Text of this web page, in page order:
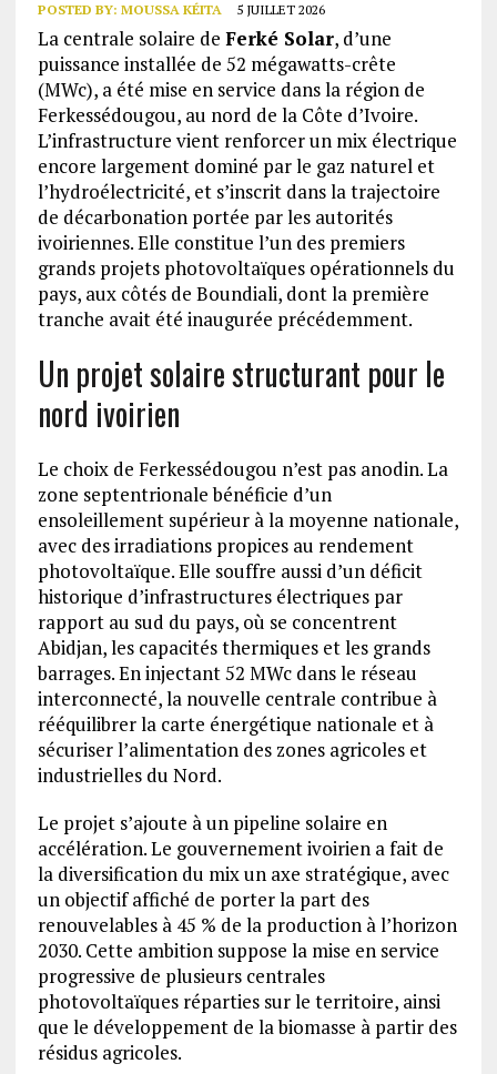
POSTED BY: MOUSSA KÉITA 5 JUILLET 2026
La centrale solaire de Ferké Solar, d’une
puissance installée de 52 mégawatts-crête
(MWc), a été mise en service dans la région de
Ferkessédougou, au nord de la Côte d’Ivoire.
L’infrastructure vient renforcer un mix électrique
encore largement dominé par le gaz naturel et
l’hydroélectricité, et s’inscrit dans la trajectoire
de décarbonation portée par les autorités
ivoiriennes. Elle constitue l’un des premiers
grands projets photovoltaïques opérationnels du
pays, aux côtés de Boundiali, dont la première
tranche avait été inaugurée précédemment.
Un projet solaire structurant pour le
nord ivoirien
Le choix de Ferkessédougou n’est pas anodin. La
zone septentrionale bénéficie d’un
ensoleillement supérieur à la moyenne nationale,
avec des irradiations propices au rendement
photovoltaïque. Elle souffre aussi d’un déficit
historique d’infrastructures électriques par
rapport au sud du pays, où se concentrent
Abidjan, les capacités thermiques et les grands
barrages. En injectant 52 MWc dans le réseau
interconnecté, la nouvelle centrale contribue à
rééquilibrer la carte énergétique nationale et à
sécuriser l’alimentation des zones agricoles et
industrielles du Nord.
Le projet s’ajoute à un pipeline solaire en
accélération. Le gouvernement ivoirien a fait de
la diversification du mix un axe stratégique, avec
un objectif affiché de porter la part des
renouvelables à 45 % de la production à l’horizon
2030. Cette ambition suppose la mise en service
progressive de plusieurs centrales
photovoltaïques réparties sur le territoire, ainsi
que le développement de la biomasse à partir des
résidus agricoles.